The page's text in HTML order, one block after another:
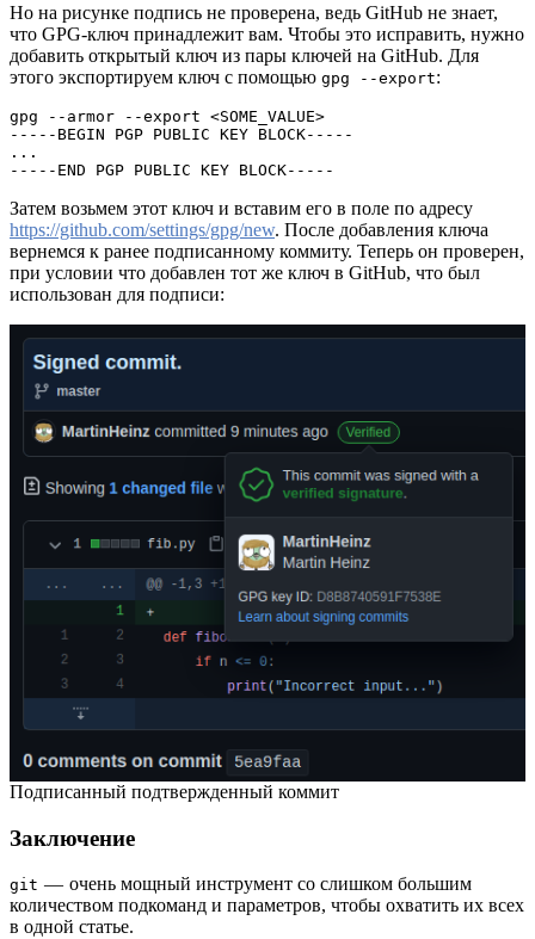
Но на рисунке подпись не проверена, ведь GitHub не знает,
что GPG-ключ принадлежит вам. Чтобы это исправить, нужно
добавить открытый ключ из пары ключей на GitHub. Для
этого экспортируем ключ с помощью gpg --export:
gpg --armor --export <SOME_VALUE>
-----BEGIN PGP PUBLIC KEY BLOCK-----
...
-----END PGP PUBLIC KEY BLOCK-----
Затем возьмем этот ключ и вставим его в поле по адресу
https://github.com/settings/gpg/new. После добавления ключа
вернемся к ранее подписанному коммиту. Теперь он проверен,
при условии что добавлен тот же ключ в GitHub, что был
использован для подписи:
Подписанный подтвержденный коммит
Заключение
git — очень мощный инструмент со слишком большим
количеством подкоманд и параметров, чтобы охватить их всех
в одной статье.